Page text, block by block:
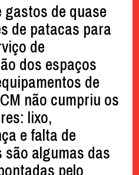
gastos de quase
de patacas para
de
dos espaços
de
não cumpriu os
lixo,
e falta de
são algumas das
pelo